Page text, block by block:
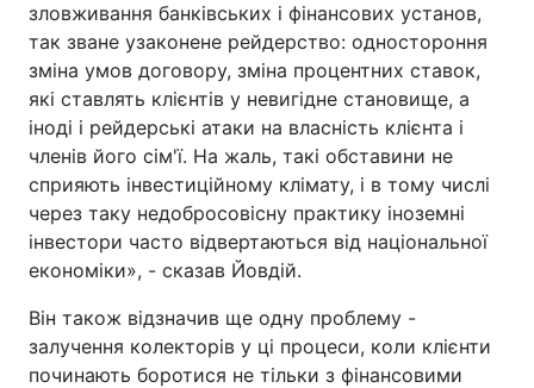
Інтерв'ю Думки
Архів Вакансії
Контакти
ПОСЛУГИ
Реклама на сайті Фотобанк
Моніторинг Пресцентр
зловживання банківських і фінансових установ,
так зване узаконене рейдерство: одностороння
зміна умов договору, зміна процентних ставок,
які ставлять клієнтів у невигідне становище, а
іноді і рейдерські атаки на власність клієнта і
членів його сім'ї. На жаль, такі обставини не
сприяють інвестиційному клімату, і в тому числі
через таку недобросовісну практику іноземні
інвестори часто відвертаються від національної
економіки», - сказав Йовдій.
Він також відзначив ще одну проблему -
залучення колекторів у ці процеси, коли клієнти
починають боротися не тільки з фінансовими